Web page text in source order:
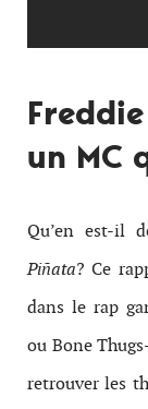
un MC
Qu’en est-il
Piñata? Ce
dans le rap
ou Bone
retrouver les